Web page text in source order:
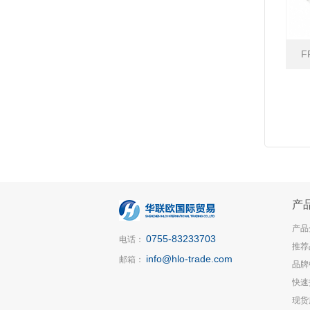
电话： 0755-83233703
邮箱： info@hlo-trade.com
产
产
推
品
快
现